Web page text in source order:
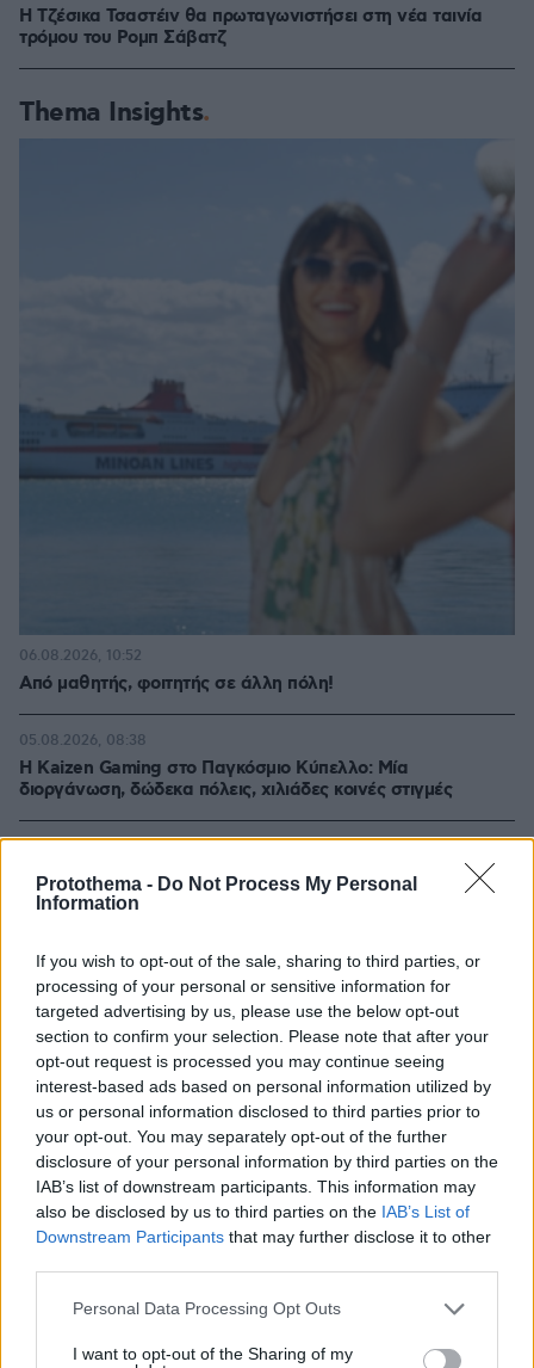
Protothema - Do Not Process My Personal
Information
If you wish to opt-out of the sale, sharing to third parties, or
processing of your personal or sensitive information for
targeted advertising by us, please use the below opt-out
section to confirm your selection. Please note that after your
opt-out request is processed you may continue seeing
interest-based ads based on personal information utilized by
us or personal information disclosed to third parties prior to
your opt-out. You may separately opt-out of the further
disclosure of your personal information by third parties on the
IAB’s list of downstream participants. This information may
also be disclosed by us to third parties on the IAB’s List of
Downstream Participants that may further disclose it to other
Please note that this website/app uses one or more Google
not limited to your visit or usage behaviour. You may click to
Personal Data Processing Opt Outs
I want to opt-out of the Sharing of my
Η Τζέσικα Τσαστέιν θα πρωταγωνιστήσει στη νέα ταινία
τρόμου του Ρομπ Σάβατζ
Thema Insights
Από μαθητής, φοιτητής σε άλλη πόλη!
06.08.2026, 10:52
H Kaizen Gaming στο Παγκόσμιο Kύπελλο: Μία
διοργάνωση, δώδεκα πόλεις, χιλιάδες κοινές στιγμές
05.08.2026, 08:38
Πώς μια απλή ιδέα εξελίχθηκε σε κορυφαίο θεσμό
ρομποτικής στην Ελλάδα
ΡΟΗ ΕΙΔΗΣΕΩΝ
Ειδήσεις Δημοφιλή Σχολιασμένα
Το νέο πολυτελές SUV που δημιούργησε η Huawei
Πετρέλαιο: Εκτίναξη 5% στις τιμές μετά την κόντρα
ΗΠΑ–Ιράν για το Ορμούζ, στα $87,72 το Brent
πριν 6 λεπτά
Συγκλονιστικό βίντεο: Ο Εγκέλαδος χτυπά σε
αεροδρόμιο της Κολομβίας, εικόνες χάους, άνθρωποι
τρέχουν πανικόβλητοι
πριν 16 λεπτά